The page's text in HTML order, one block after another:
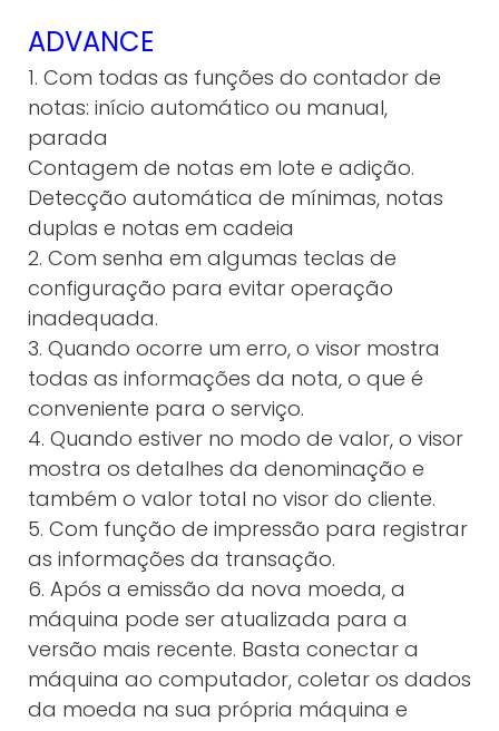
ADVANCE
1. Com todas as funções do contador de
notas: início automático ou manual,
parada
Contagem de notas em lote e adição.
Detecção automática de mínimas, notas
duplas e notas em cadeia
2. Com senha em algumas teclas de
configuração para evitar operação
inadequada.
3. Quando ocorre um erro, o visor mostra
todas as informações da nota, o que é
conveniente para o serviço.
4. Quando estiver no modo de valor, o visor
mostra os detalhes da denominação e
também o valor total no visor do cliente.
5. Com função de impressão para registrar
as informações da transação.
6. Após a emissão da nova moeda, a
máquina pode ser atualizada para a
versão mais recente. Basta conectar a
máquina ao computador, coletar os dados
da moeda na sua própria máquina e